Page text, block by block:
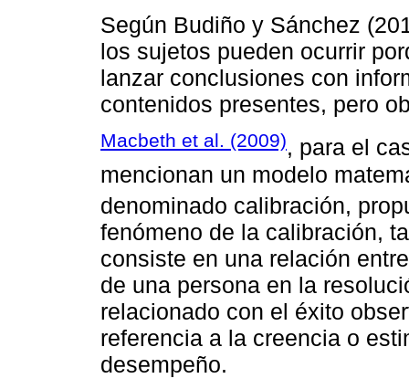
Según Budiño y Sánchez
los sujetos pueden ocurrir
lanzar conclusiones con
contenidos presentes, pero
Macbeth et al. (2009), para el
mencionan un modelo
denominado calibración,
fenómeno de la calibración,
consiste en una relación
de una persona en la
relacionado con el éxito
referencia a la creencia o
desempeño.